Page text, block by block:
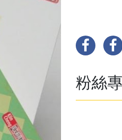
粉絲